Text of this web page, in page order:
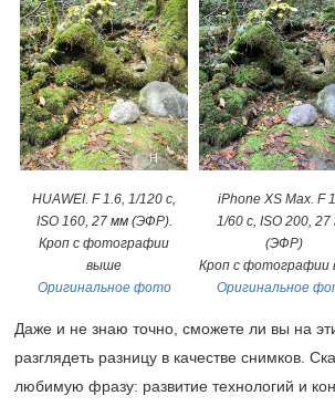
HUAWEI. F 1.6, 1/120 с,
ISO 160, 27 мм (ЭФР).
Кроп с фотографии
выше
Оригинальное фото
iPhone XS Max. F
1/60 с, ISO 200, 27
(ЭФР)
Кроп с фотографии
Оригинальное
Даже и не знаю точно, сможете ли вы на
разглядеть разницу в качестве снимков.
любимую фразу: развитие технологий и